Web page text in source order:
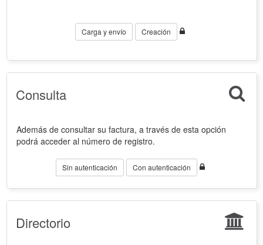
Carga y envío Creación
Consulta
Además de consultar su factura, a través de esta opción
podrá acceder al número de registro.
Sin autenticación Con autenticación
Directorio